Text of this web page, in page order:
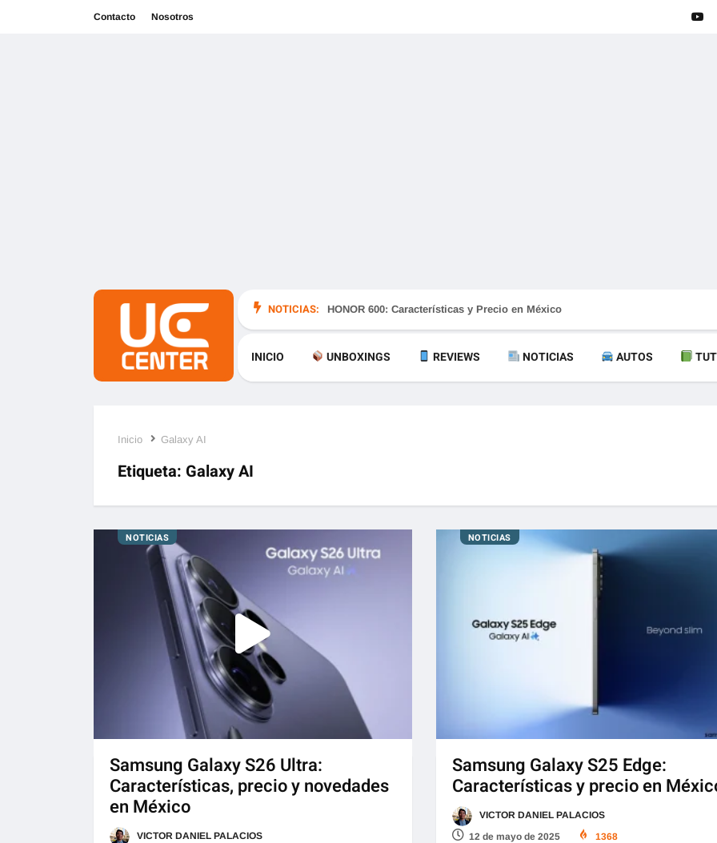
Contacto Nosotros
NOTICIAS: HONOR 600: Características y Precio en México
INICIO UNBOXINGS REVIEWS NOTICIAS AUTOS
Inicio Galaxy AI
Etiqueta: Galaxy AI
NOTICIAS
Samsung Galaxy S26 Ultra:
Características, precio y novedades
en México
VICTOR DANIEL PALACIOS
NOTICIAS
Samsung Galaxy S25 Edge:
Características y precio en
VICTOR DANIEL PALACIOS
12 de mayo de 2025
1368